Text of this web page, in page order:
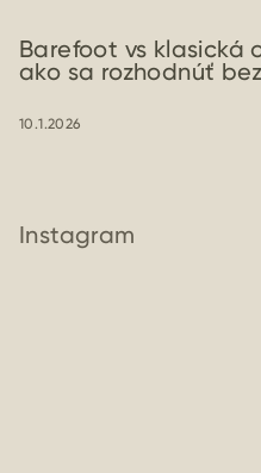
Barefoot vs klasická
ako sa rozhodnúť
10.1.2026
Instagram